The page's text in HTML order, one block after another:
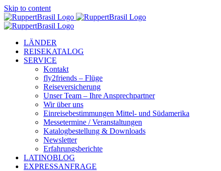
Skip to content
LÄNDER
REISEKATALOG
SERVICE
Kontakt
fly2friends – Flüge
Reiseversicherung
Unser Team – Ihre Ansprechpartner
Wir über uns
Einreisebestimmungen Mittel- und Südamerika
Messetermine / Veranstaltungen
Katalogbestellung & Downloads
Newsletter
Erfahrungsberichte
LATINOBLOG
EXPRESSANFRAGE